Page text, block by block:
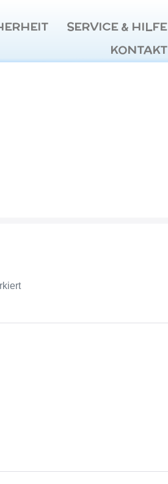
SERVICE & HILFE
KONTAKT